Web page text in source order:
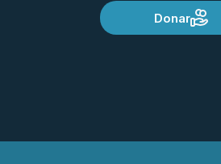
Donar